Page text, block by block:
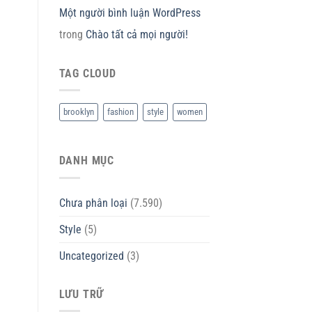
Một người bình luận WordPress
trong Chào tất cả mọi người!
TAG CLOUD
brooklyn fashion style women
DANH MỤC
Chưa phân loại (7.590)
Style (5)
Uncategorized (3)
LƯU TRỮ